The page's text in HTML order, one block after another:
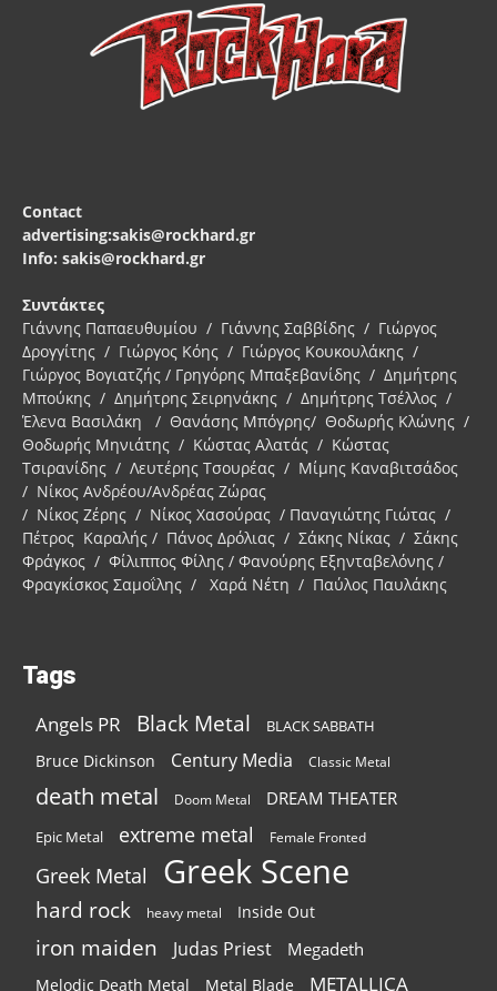
Contact
advertising:sakis@rockhard.gr
Info: sakis@rockhard.gr
Συντάκτες
Γιάννης Παπαευθυμίου / Γιάννης Σαββίδης / Γιώργος
Δρογγίτης / Γιώργος Κόης / Γιώργος Κουκουλάκης /
Γιώργος Βογιατζής / Γρηγόρης Μπαξεβανίδης / Δημήτρης
Μπούκης / Δημήτρης Σειρηνάκης / Δημήτρης Τσέλλος /
Έλενα Βασιλάκη / Θανάσης Μπόγρης/ Θοδωρής Κλώνης /
Θοδωρής Μηνιάτης / Κώστας Αλατάς / Κώστας
Τσιρανίδης / Λευτέρης Τσουρέας / Μίμης Καναβιτσάδος
/ Νίκος Ανδρέου/Ανδρέας Ζώρας
/ Νίκος Ζέρης / Νίκος Χασούρας / Παναγιώτης Γιώτας /
Πέτρος Καραλής / Πάνος Δρόλιας / Σάκης Νίκας / Σάκης
Φράγκος / Φίλιππος Φίλης / Φανούρης Εξηνταβελόνης /
Φραγκίσκος Σαμοΐλης / Χαρά Νέτη / Παύλος Παυλάκης
Tags
Angels PR Black Metal BLACK SABBATH
Bruce Dickinson Century Media Classic Metal
death metal Doom Metal DREAM THEATER
Epic Metal extreme metal Female Fronted
Greek Metal Greek Scene
hard rock heavy metal Inside Out
iron maiden Judas Priest Megadeth
Melodic Death Metal Metal Blade METALLICA